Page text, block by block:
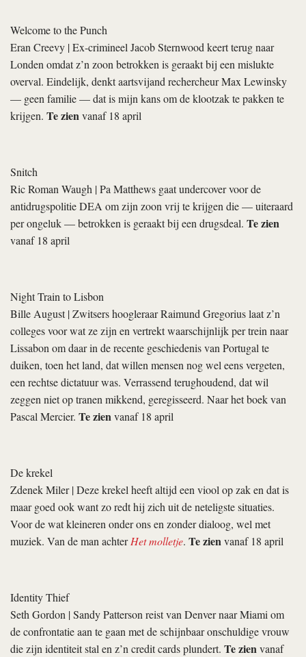
Welcome to the Punch
Eran Creevy | Ex-crimineel Jacob Sternwood keert terug naar
Londen omdat z’n zoon betrokken is geraakt bij een mislukte
overval. Eindelijk, denkt aartsvijand rechercheur Max Lewinsky
— geen familie — dat is mijn kans om de klootzak te pakken te
krijgen. Te zienvanaf 18 april
Snitch
Ric Roman Waugh | Pa Matthews gaat undercover voor de
antidrugspolitie DEA om zijn zoon vrij te krijgen die — uiteraard
per ongeluk — betrokken is geraakt bij een drugsdeal. Te zien
vanaf 18 april
Night Train to Lisbon
Bille August| Zwitsers hoogleraar Raimund Gregorius laat z’n
colleges voor wat ze zijn en vertrekt waarschijnlijk per trein naar
Lissabon om daar in de recente geschiedenis van Portugal te
duiken, toen het land, dat willen mensen nog wel eens vergeten,
een rechtse dictatuur was. Verrassend terughoudend, dat wil
zeggen niet op tranen mikkend, geregisseerd. Naar het boek van
Pascal Mercier. Te zienvanaf 18 april
De krekel
Zdenek Miler| Deze krekel heeft altijd een viool op zak en dat is
maar goed ook want zo redt hij zich uit de neteligste situaties.
Voor de wat kleineren onder ons en zonder dialoog, wel met
muziek. Van de man achterHet molletje. Te zienvanaf 18 april
Identity Thief
Seth Gordon | Sandy Patterson reist van Denver naar Miami om
de confrontatie aan te gaan met de schijnbaar onschuldige vrouw
die zijn identiteit stal en z’n credit cards plundert. Te zienvanaf